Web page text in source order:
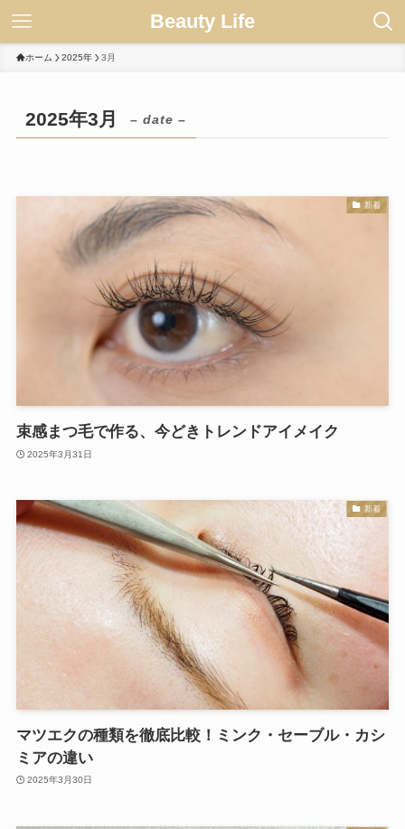
Beauty Life
ホーム 2025年 3月
2025年3月 – date –
新着
束感まつ毛で作る、今どきトレンドアイメイク
2025年3月31日
新着
マツエクの種類を徹底比較！ミンク・セーブル・カシ
ミアの違い
2025年3月30日